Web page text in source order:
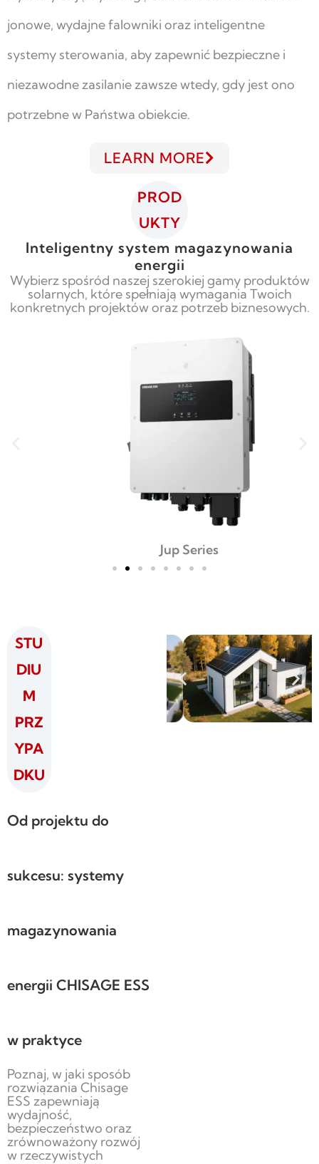
jonowe, wydajne falowniki oraz inteligentne
systemy sterowania, aby zapewnić bezpieczne i
niezawodne zasilanie zawsze wtedy, gdy jest ono
potrzebne w Państwa obiekcie.
LEARN MORE
PROD
UKTY
Inteligentny system magazynowania
energii
Wybierz spośród naszej szerokiej gamy produktów
solarnych, które spełniają wymagania Twoich
konkretnych projektów oraz potrzeb biznesowych.
Jup Series
STU
DIU
M
PRZ
YPA
DKU
Od projektu do
sukcesu: systemy
magazynowania
energii CHISAGE ESS
w praktyce
Poznaj, w jaki sposób
rozwiązania Chisage
ESS zapewniają
wydajność,
bezpieczeństwo oraz
zrównoważony rozwój
w rzeczywistych